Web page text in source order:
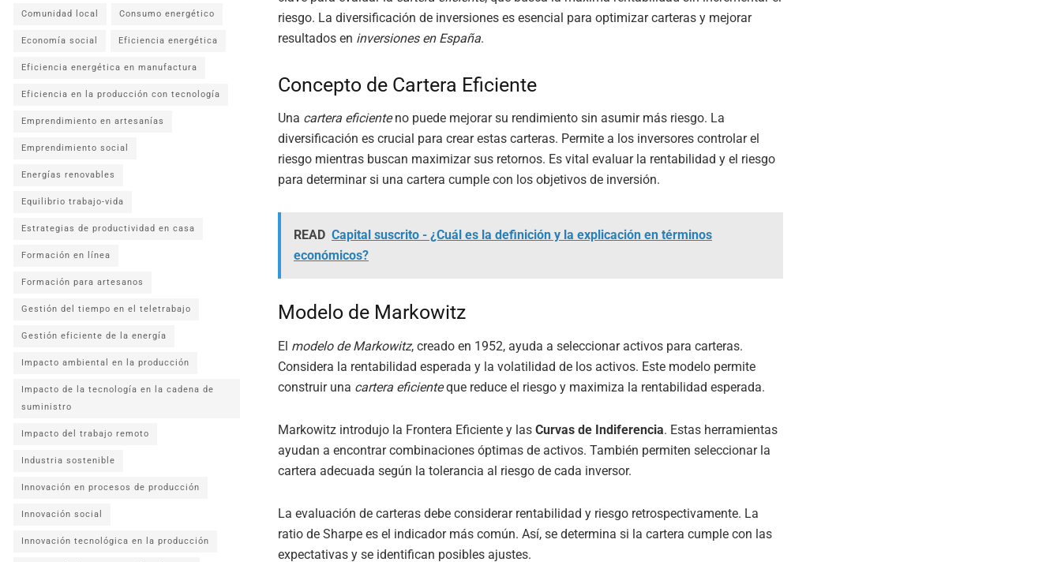
riesgo. La diversificación de inversiones es esencial para optimizar carteras y mejorar
resultados en inversiones en España.
Concepto de Cartera Eficiente
Una cartera eficienteno puede mejorar su rendimiento sin asumir más riesgo. La
diversificación es crucial para crear estas carteras. Permite a los inversores controlar el
riesgo mientras buscan maximizar sus retornos. Es vital evaluar la rentabilidad y el riesgo
para determinar si una cartera cumple con los objetivos de inversión.
READ Capital suscrito - ¿Cuál es la definición y la explicación en términos
económicos?
Modelo de Markowitz
El modelo de Markowitz, creado en 1952, ayuda a seleccionar activos para carteras.
Considera la rentabilidad esperada y la volatilidad de los activos. Este modelo permite
construir una cartera eficienteque reduce el riesgo y maximiza la rentabilidad esperada.
Markowitz introdujo la Frontera Eficiente y las Curvas de Indiferencia. Estas herramientas
ayudan a encontrar combinaciones óptimas de activos. También permiten seleccionar la
cartera adecuada según la tolerancia al riesgo de cada inversor.
La evaluación de carteras debe considerar rentabilidad y riesgo retrospectivamente. La
ratio de Sharpe es el indicador más común. Así, se determina si la cartera cumple con las
expectativas y se identifican posibles ajustes.
Comunidad local Consumo energético
Economía social Eficiencia energética
Eficiencia energética en manufactura
Eficiencia en la producción con tecnología
Emprendimiento en artesanías
Emprendimiento social
Energías renovables
Equilibrio trabajo-vida
Estrategias de productividad en casa
Formación en línea
Formación para artesanos
Gestión del tiempo en el teletrabajo
Gestión eficiente de la energía
Impacto ambiental en la producción
Impacto de la tecnología en la cadena de
suministro
Impacto del trabajo remoto
Industria sostenible
Innovación en procesos de producción
Innovación social
Innovación tecnológica en la producción